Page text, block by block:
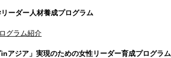
ーダー人材養成プログラム
グラム紹介
inアジア」実現のための女性リーダー育成プログラム